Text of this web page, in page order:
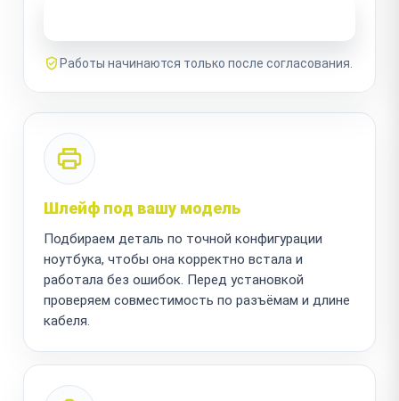
Работы начинаются только после согласования.
Шлейф под вашу модель
Подбираем деталь по точной конфигурации
ноутбука, чтобы она корректно встала и
работала без ошибок. Перед установкой
проверяем совместимость по разъёмам и длине
кабеля.